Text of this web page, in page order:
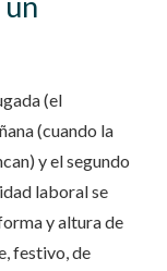
(el
(cuando la
y el segundo
laboral se
y altura de
festivo, de